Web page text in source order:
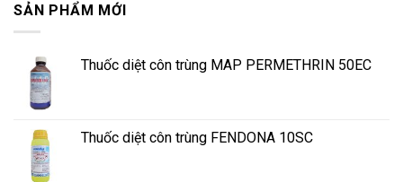
SẢN PHẨM MỚI
Thuốc diệt côn trùng MAP PERMETHRIN 50EC
Thuốc diệt côn trùng FENDONA 10SC